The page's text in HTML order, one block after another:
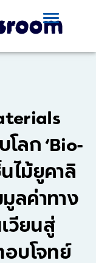
ลก ‘Bio-
ไม้ยูคาลิ
ลค่าทาง
วียนสู่
อบโจทย์